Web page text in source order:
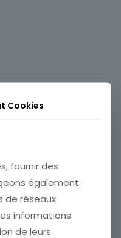
Cookies
fournir des
également
de réseaux
informations
de leurs